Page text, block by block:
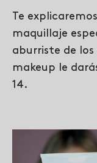
Te
maquillaje
aburriste de
makeup le
14.